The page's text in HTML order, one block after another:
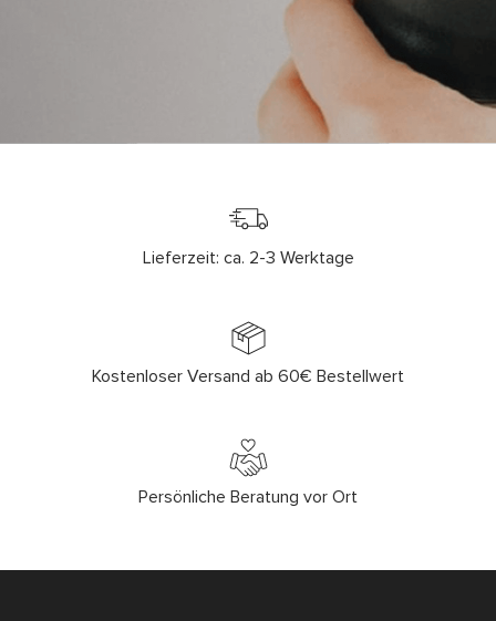
Lieferzeit: ca. 2-3 Werktage
Kostenloser Versand ab 60€ Bestellwert
Persönliche Beratung vor Ort